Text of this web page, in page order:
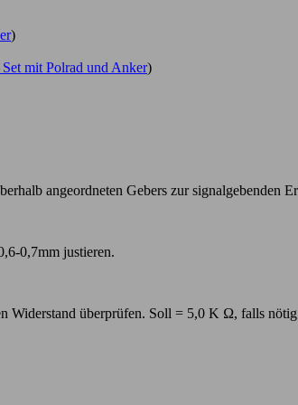
)
mit Polrad und Anker)
angeordneten Gebers zur signalgebenden
0,7mm justieren.
Widerstand überprüfen. Soll = 5,0 K Ω, falls nötig